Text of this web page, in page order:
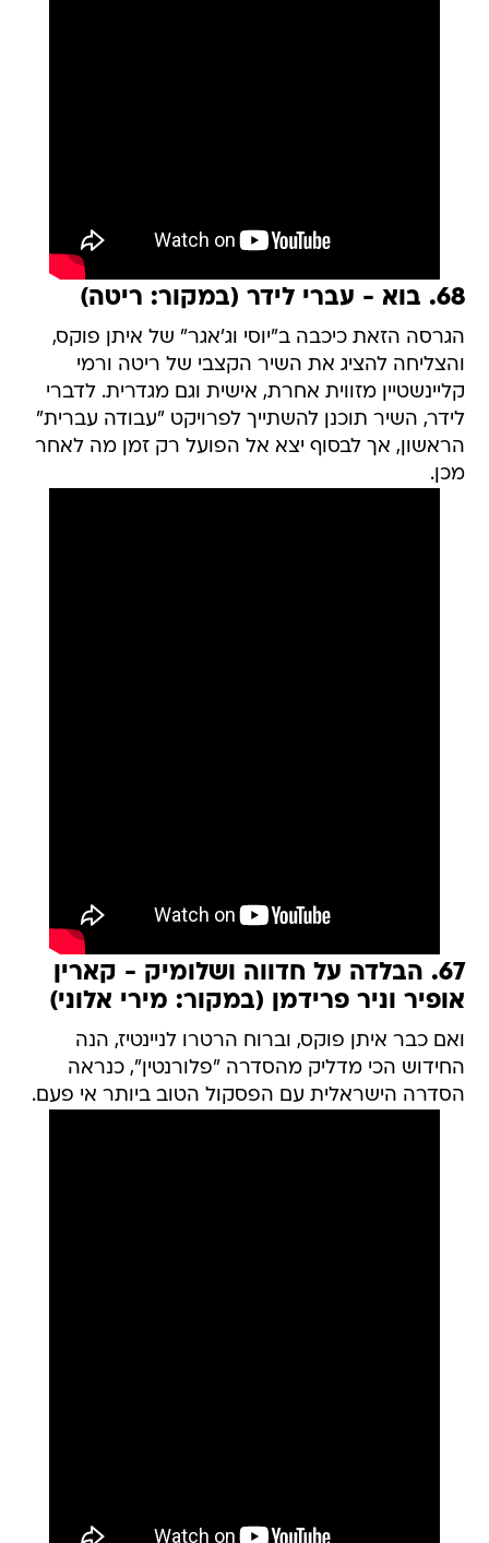
68. בוא - עברי לידר (במקור: ריטה)
הגרסה הזאת כיכבה ב"יוסי וג'אגר" של איתן פוקס,
והצליחה להציג את השיר הקצבי של ריטה ורמי
קליינשטיין מזווית אחרת, אישית וגם מגדרית. לדברי
לידר, השיר תוכנן להשתייך לפרויקט "עבודה עברית"
הראשון, אך לבסוף יצא אל הפועל רק זמן מה לאחר
מכן.
67. הבלדה על חדווה ושלומיק - קארין
אופיר וניר פרידמן (במקור: מירי אלוני)
ואם כבר איתן פוקס, וברוח הרטרו לניינטיז, הנה
החידוש הכי מדליק מהסדרה "פלורנטין", כנראה
הסדרה הישראלית עם הפסקול הטוב ביותר אי פעם.